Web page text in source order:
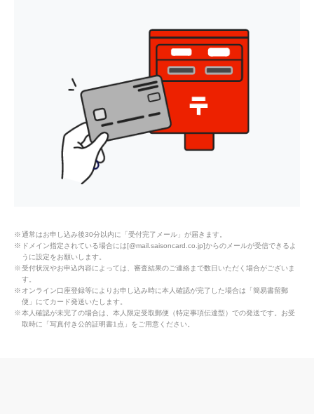
ビューティー・リラクゼーションに関する
エステサロン「エルセーヌ」の施術
コースを特別割引で
リフレクソロジー、整体、デトック
スなどが総合的に受けられる リラク
ゼーションサロン「リフレーヌ」
通常はお申し込み後30分以内に「受付完了メール」が届きます。
ドメイン指定されている場合には[@mail.saisoncard.co.jp]からのメールが受信できるよ
うに設定をお願いします。
受付状況やお申込内容によっては、審査結果のご連絡まで数日いただく場合がございま
す。
オンライン口座登録等によりお申し込み時に本人確認が完了した場合は「簡易書留郵
便」にてカード発送いたします。
本人確認が未完了の場合は、本人限定受取郵便（特定事項伝達型）での発送です。お受
取時に「写真付き公的証明書1点」をご用意ください。